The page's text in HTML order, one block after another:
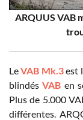
ARQUUS VAB
LeVAB Mk.3est
blindésVAB en
Plus de 5.000
différentes.